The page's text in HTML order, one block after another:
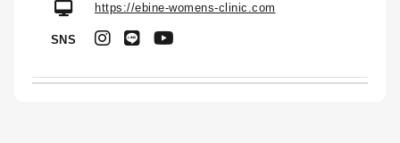
https://ebine-womens-clinic.com
SNS